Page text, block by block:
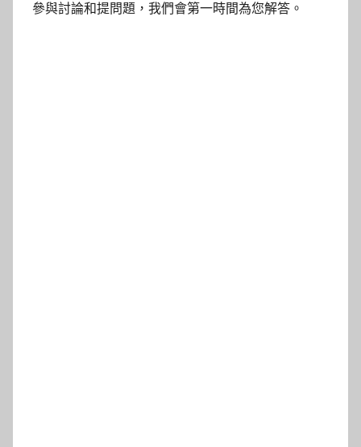
參與討論和提問題，我們會第一時間為您解答。